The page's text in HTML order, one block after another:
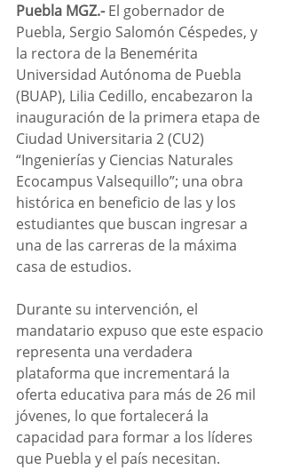
Puebla MGZ.- El gobernador de
Puebla, Sergio Salomón Céspedes, y
la rectora de la Benemérita
Universidad Autónoma de Puebla
(BUAP), Lilia Cedillo, encabezaron la
inauguración de la primera etapa de
Ciudad Universitaria 2 (CU2)
“Ingenierías y Ciencias Naturales
Ecocampus Valsequillo”; una obra
histórica en beneficio de las y los
estudiantes que buscan ingresar a
una de las carreras de la máxima
casa de estudios.
Durante su intervención, el
mandatario expuso que este espacio
representa una verdadera
plataforma que incrementará la
oferta educativa para más de 26 mil
jóvenes, lo que fortalecerá la
capacidad para formar a los líderes
que Puebla y el país necesitan.